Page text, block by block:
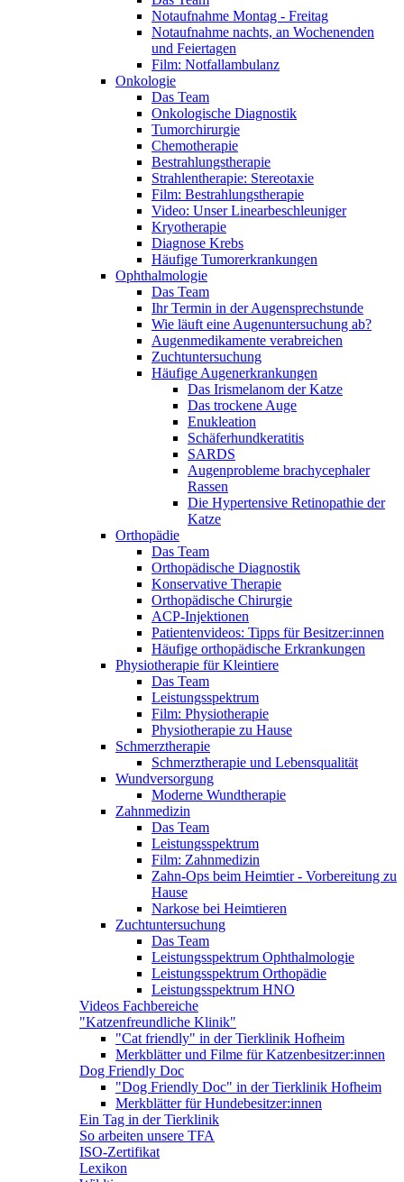
Notaufnahme Montag - Freitag
Notaufnahme nachts, an Wochenenden
und Feiertagen
Film: Notfallambulanz
Onkologie
Das Team
Onkologische Diagnostik
Tumorchirurgie
Chemotherapie
Bestrahlungstherapie
Strahlentherapie: Stereotaxie
Film: Bestrahlungstherapie
Video: Unser Linearbeschleuniger
Kryotherapie
Diagnose Krebs
Häufige Tumorerkrankungen
Ophthalmologie
Das Team
Ihr Termin in der Augensprechstunde
Wie läuft eine Augenuntersuchung ab?
Augenmedikamente verabreichen
Zuchtuntersuchung
Häufige Augenerkrankungen
Das Irismelanom der Katze
Das trockene Auge
Enukleation
Schäferhundkeratitis
SARDS
Augenprobleme brachycephaler
Rassen
Die Hypertensive Retinopathie der
Katze
Orthopädie
Das Team
Orthopädische Diagnostik
Konservative Therapie
Orthopädische Chirurgie
ACP-Injektionen
Patientenvideos: Tipps für Besitzer:innen
Häufige orthopädische Erkrankungen
Physiotherapie für Kleintiere
Das Team
Leistungsspektrum
Film: Physiotherapie
Physiotherapie zu Hause
Schmerztherapie
Schmerztherapie und Lebensqualität
Wundversorgung
Moderne Wundtherapie
Zahnmedizin
Das Team
Leistungsspektrum
Film: Zahnmedizin
Zahn-Ops beim Heimtier - Vorbereitung zu
Hause
Narkose bei Heimtieren
Zuchtuntersuchung
Das Team
Leistungsspektrum Ophthalmologie
Leistungsspektrum Orthopädie
Leistungsspektrum HNO
Videos Fachbereiche
"Katzenfreundliche Klinik"
"Cat friendly" in der Tierklinik Hofheim
Merkblätter und Filme für Katzenbesitzer:innen
Dog Friendly Doc
"Dog Friendly Doc" in der Tierklinik Hofheim
Merkblätter für Hundebesitzer:innen
Ein Tag in der Tierklinik
So arbeiten unsere TFA
ISO-Zertifikat
Lexikon